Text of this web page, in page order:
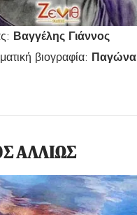
Βαγγέλης Γιάννος
βιογραφία: Παγώνα
ΑΛΛΙΩΣ